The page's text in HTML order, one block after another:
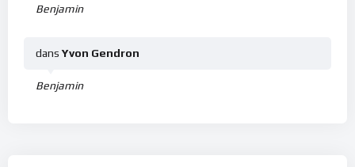
Benjamin
Benjamin
dans Yvon Gendron